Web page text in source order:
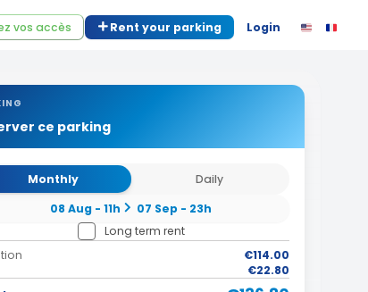
vos accès Rent your parking Login
ce parking
Monthly
Daily
08 Aug - 11h
07 Sep - 23h
Long term rent
€114.00
€22.80